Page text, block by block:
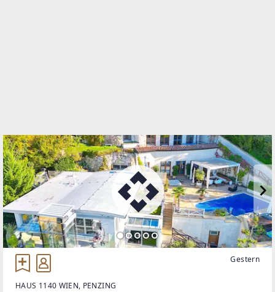
Gestern
HAUS 1140 WIEN, PENZING